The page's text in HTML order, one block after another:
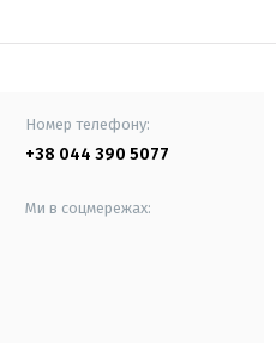
Номер телефону:
+38 044 390 5077
Ми в соцмережах: